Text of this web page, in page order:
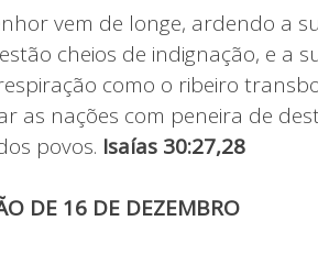
vem de longe, ardendo a
cheios de indignação, e a
como o ribeiro
as nações com peneira de
povos. Isaías 30:27,28
DE 16 DE DEZEMBRO